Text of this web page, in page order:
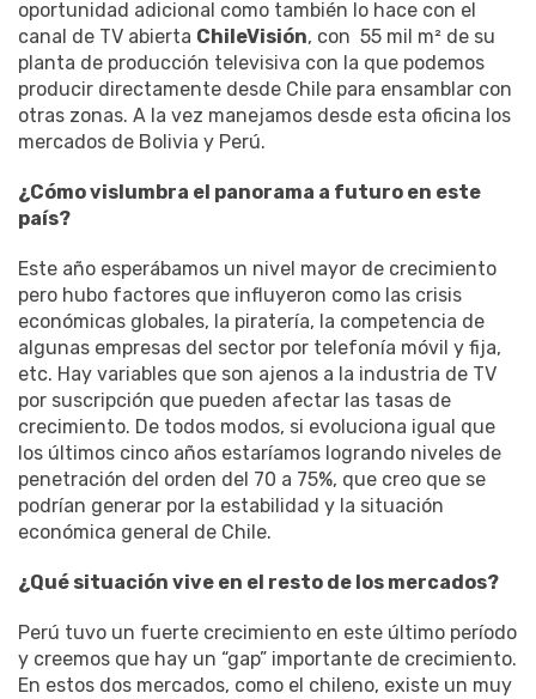
oportunidad adicional como también lo hace con el
canal de TV abierta ChileVisión, con 55 mil m² de su
planta de producción televisiva con la que podemos
producir directamente desde Chile para ensamblar con
otras zonas. A la vez manejamos desde esta oficina los
mercados de Bolivia y Perú.
¿Cómo vislumbra el panorama a futuro en este
país?
Este año esperábamos un nivel mayor de crecimiento
pero hubo factores que influyeron como las crisis
económicas globales, la piratería, la competencia de
algunas empresas del sector por telefonía móvil y fija,
etc. Hay variables que son ajenos a la industria de TV
por suscripción que pueden afectar las tasas de
crecimiento. De todos modos, si evoluciona igual que
los últimos cinco años estaríamos logrando niveles de
penetración del orden del 70 a 75%, que creo que se
podrían generar por la estabilidad y la situación
económica general de Chile.
¿Qué situación vive en el resto de los mercados?
Perú tuvo un fuerte crecimiento en este último período
y creemos que hay un “gap” importante de crecimiento.
En estos dos mercados, como el chileno, existe un muy